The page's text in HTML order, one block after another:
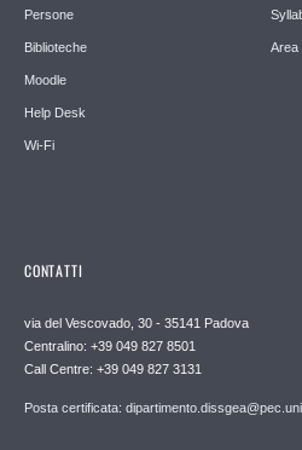
Persone
Biblioteche
Moodle
Help Desk
Wi-Fi
Area
CONTATTI
via del Vescovado, 30 - 35141 Padova
Centralino: +39 049 827 8501
Call Centre: +39 049 827 3131
Posta certificata: